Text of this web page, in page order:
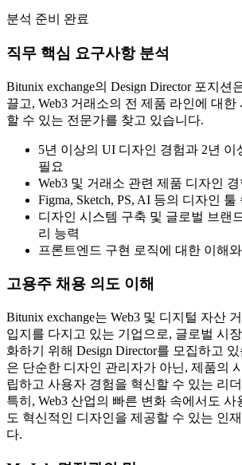
분석 준비 완료
직무 핵심 요구사항 분석
Bitunix exchange의 Design Director 포지션
끌고, Web3 거래소의 전 제품 라인에 대한
할 수 있는 전문가를 찾고 있습니다.
5년 이상의 UI 디자인 경험과 2년 이
필요
Web3 및 거래소 관련 제품 디자인 경
Figma, Sketch, PS, AI 등의 디자인
디자인 시스템 구축 및 글로벌 브랜
리 능력
프론트엔드 구현 로직에 대한 이해
고용주 채용 의도 이해
Bitunix exchange는 Web3 및 디지털 자산
입지를 다지고 있는 기업으로, 글로벌 시
화하기 위해 Design Director를 모집하고
은 단순한 디자인 관리자가 아닌, 제품의
립하고 사용자 경험을 혁신할 수 있는 리
특히, Web3 산업의 빠른 변화 속에서도 사
도 혁신적인 디자인을 제공할 수 있는 인
다.